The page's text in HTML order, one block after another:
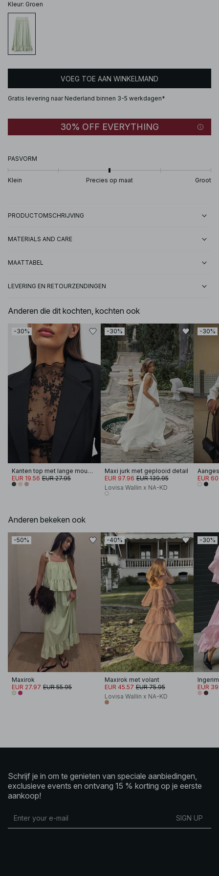
Kleur: Groen
VOEG TOE AAN WINKELMAND
Gratis levering naar Nederland binnen 3-5 werkdagen*
30% OFF EVERYTHING
PASVORM
Klein Precies op maat Groot
PRODUCTOMSCHRIJVING
MATERIALS AND CARE
MAATTABEL
LEVERING EN RETOURZENDINGEN
Anderen die dit kochten, kochten ook
-30%
Kanten top met lange mouwen
EUR 19.56 EUR 27.95
-30%
Maxi jurk met geplooid detail
EUR 97.96 EUR 139.95
Lovisa Wallin x NA-KD
-30%
EUR
Anderen bekeken ook
-50%
Maxirok
EUR 27.97 EUR 55.95
-40%
Maxirok met volant
EUR 45.57 EUR 75.95
Lovisa Wallin x NA-KD
-30%
EUR
Schrijf je in om te genieten van speciale aanbiedingen,
exclusieve events en ontvang 15 % korting op je eerste
aankoop!
SIGN UP